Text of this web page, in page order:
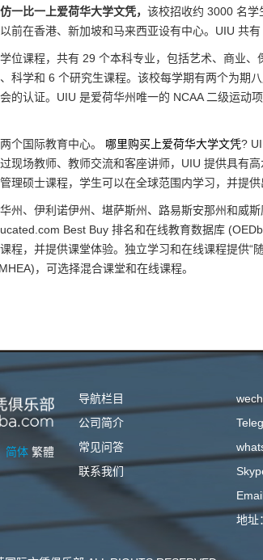
一比一上爱荷华大学文凭， 该校招收约 3000 名学
前在香港、新加坡和马来西亚设有中心。UIU 共有
位课程，共有 29 个本科专业，包括艺术、商业
科学和 6 个研究生课程。该校每学期有两个为期
的认证。UIU 是爱荷华州唯一的 NCAA 二级运动
个国际教育中心。 哪里购买上爱荷华大学文凭?
现场教师、教师交流和客座讲师，UIU 提供具有
理硕士课程，学生可以在全球范围内学习，并提供
州、伊利诺伊州、堪萨斯州、路易斯安那州和威
Best Buy 排名和在线教育数据库
程，并提供课堂体验。独立学习和在线课程提供“
，可选择混合课堂和在线课程。
简体 繁體
导航栏目
公司简介
常见问答
联系我们
地址